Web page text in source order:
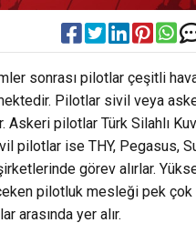
sonrası pilotlar çeşitli hava
Pilotlar sivil veya
Askeri pilotlar Türk Silahlı
pilotlar ise THY, Pegasus,
görev alırlar.
pilotluk mesleği pek çok
arasında yer alır.